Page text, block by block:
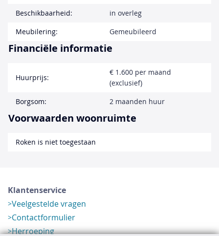
Beschikbaarheid:
in overleg
Meubilering:
Gemeubileerd
Financiële informatie
Huurprijs:
€ 1.600 per maand
(exclusief)
Borgsom:
2 maanden huur
Voorwaarden woonruimte
Roken is niet toegestaan
Klantenservice
Veelgestelde vragen
Contactformulier
Herroeping